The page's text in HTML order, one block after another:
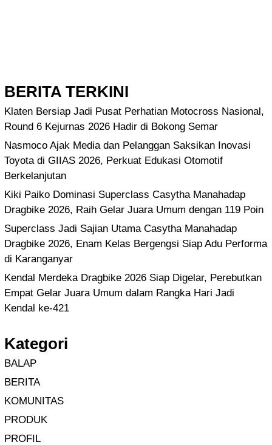
BERITA TERKINI
Klaten Bersiap Jadi Pusat Perhatian Motocross Nasional,
Round 6 Kejurnas 2026 Hadir di Bokong Semar
Nasmoco Ajak Media dan Pelanggan Saksikan Inovasi
Toyota di GIIAS 2026, Perkuat Edukasi Otomotif
Berkelanjutan
Kiki Paiko Dominasi Superclass Casytha Manahadap
Dragbike 2026, Raih Gelar Juara Umum dengan 119 Poin
Superclass Jadi Sajian Utama Casytha Manahadap
Dragbike 2026, Enam Kelas Bergengsi Siap Adu Performa
di Karanganyar
Kendal Merdeka Dragbike 2026 Siap Digelar, Perebutkan
Empat Gelar Juara Umum dalam Rangka Hari Jadi
Kendal ke-421
Kategori
BALAP
BERITA
KOMUNITAS
PRODUK
PROFIL